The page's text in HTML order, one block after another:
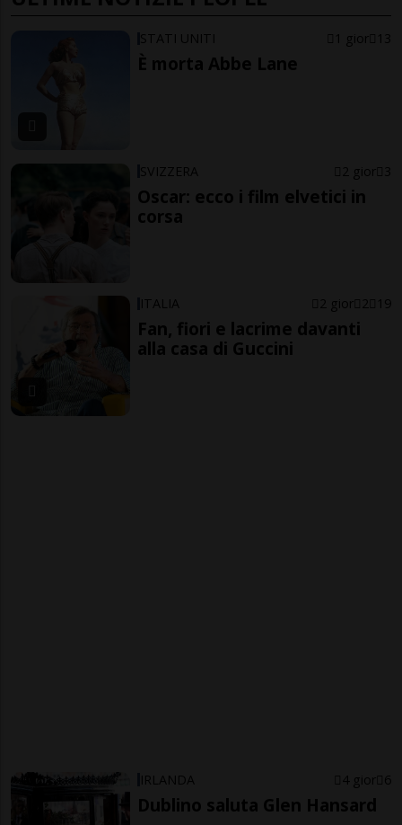
STATI UNITI 1 gior 13
È morta Abbe Lane
SVIZZERA 2 gior 3
Oscar: ecco i film elvetici in
corsa
ITALIA 2 gior 2 19
Fan, fiori e lacrime davanti
alla casa di Guccini
IRLANDA 4 gior 6
Dublino saluta Glen Hansard